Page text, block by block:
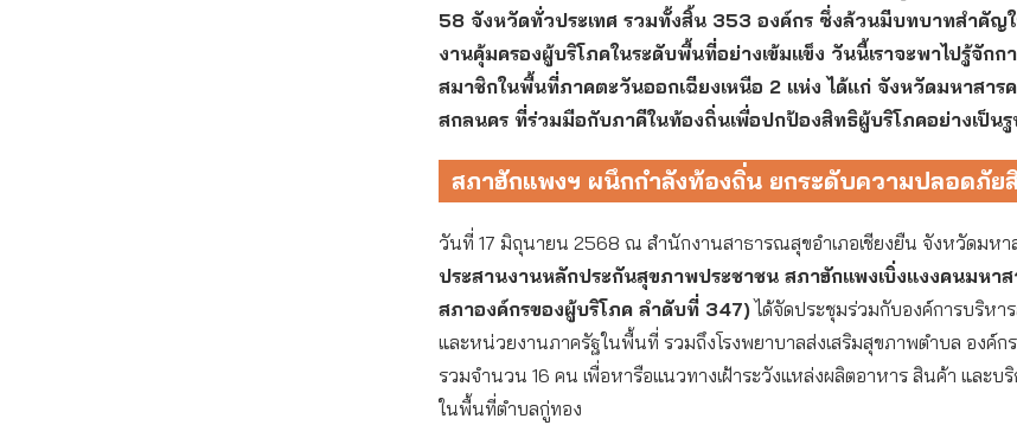
58 จังหวัดทั่วประเทศ รวมทั้งสิ้น 353 องค์กร ซึ่งล้วนมีบทบาทสำคัญ
งานคุ้มครองผู้บริโภคในระดับพื้นที่อย่างเข้มแข็ง วันนี้เราจะพาไปรู้จักก
สมาชิกในพื้นที่ภาคตะวันออกเฉียงเหนือ 2 แห่ง ได้แก่ จังหวัดมหาสาร
สกลนคร ที่ร่วมมือกับภาคีในท้องถิ่นเพื่อปกป้องสิทธิผู้บริโภคอย่างเป็นรู
สภาฮักแพงฯ ผนึกกำลังท้องถิ่น ยกระดับความปลอดภั
วันที่ 17 มิถุนายน 2568 ณ สำนักงานสาธารณสุขอำเภอเชียงยืน จังหวัดมหา
ประสานงานหลักประกันสุขภาพประชาชน สภาฮักแพงเบิ่งแงงคนมหา
สภาองค์กรของผู้บริโภค ลำดับที่ 347)ได้จัดประชุมร่วมกับองค์การบริหา
และหน่วยงานภาครัฐในพื้นที่ รวมถึงโรงพยาบาลส่งเสริมสุขภาพตำบล องค์ก
รวมจำนวน 16 คน เพื่อหารือแนวทางเฝ้าระวังแหล่งผลิตอาหาร สินค้า และบ
ในพื้นที่ตำบลกู่ทอง